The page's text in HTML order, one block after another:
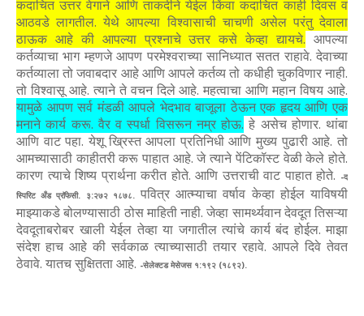
कदाचित उत्तर वेगाने आणि ताकदीने येईल किंवा कदाचित काही दिवस व
आठवडे लागतील. येथे आपल्या विश्वासाची चाचणी असेल परंतु देवाला
ठाऊक आहे की आपल्या प्रश्नाचे उत्तर कसे केव्हा द्यायचे. आपल्या
कर्तव्याचा भाग म्हणजे आपण परमेश्वराच्या सानिध्यात सतत राहावे. देवाच्या
कर्तव्याला तो जवाबदार आहे आणि आपले कर्तव्य तो कधीही चुकविणार नाही.
तो विश्वासू आहे. त्याने ते वचन दिले आहे. महत्वाचा आणि महान विषय आहे.
यामुळे आपण सर्व मंडळी आपले भेदभाव बाजूला ठेऊन एक हृदय आणि एक
मनाने कार्य करू. वैर व स्पर्धा विसरून नम्र होऊ. हे असेच होणार. थांबा
आणि वाट पहा. येशू ख्रिस्त आपला प्रतिनिधी आणि मुख्य पुढारी आहे. तो
आमच्यासाठी काहीतरी करू पाहात आहे. जे त्याने पेंटिकॉस्ट वेळी केले होते.
कारण त्याचे शिष्य प्रार्थना करीत होते. आणि उत्तराची वाट पाहात होते. -द
स्पिरिट अँड प्रॉफेसी. ३:२७२ १८७८.पवित्र आत्म्याचा वर्षाव केव्हा होईल याविषयी
माझ्याकडे बोलण्यासाठी ठोस माहिती नाही. जेव्हा सामर्थ्यवान देवदूत तिसऱ्या
देवदूताबरोबर खाली येईल तेव्हा या जगातील त्यांचे कार्य बंद होईल. माझा
संदेश हाच आहे की सर्वकाळ त्याच्यासाठी तयार रहावे. आपले दिवे तेवत
ठेवावे. यातच सुक्षितता आहे. -सेलेक्टड मेसेजस १:१९२ (१८९२).